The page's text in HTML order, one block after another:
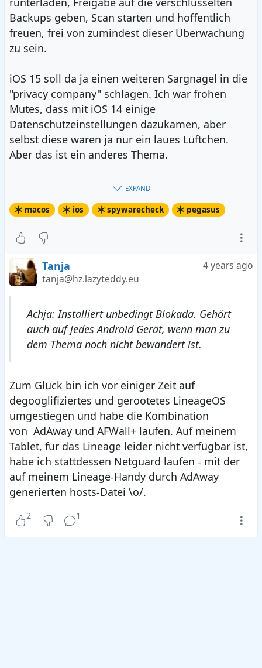
Backups geben, Scan starten und hoffentlich
freuen, frei von zumindest dieser Überwachung
zu sein.
iOS 15 soll da ja einen weiteren Sargnagel in die
"privacy company" schlagen. Ich war frohen
Mutes, dass mit iOS 14 einige
Datenschutzeinstellungen dazukamen, aber
selbst diese waren ja nur ein laues Lüftchen.
Aber das ist ein anderes Thema.
Achja: Installiert unbedingtBlokada
auch auf jedes Android Gerät, wenn man zu dem
Thema noch nicht bewandert ist.
EXPAND
macos ios spywarecheck pegasus
4 years ago
Tanja
tanja@hz.lazyteddy.eu
Achja: Installiert unbedingt Blokada. Gehört
auch auf jedes Android Gerät, wenn man zu
dem Thema noch nicht bewandert ist.
Zum Glück bin ich vor einiger Zeit auf
degooglifiziertes und gerootetes LineageOS
umgestiegen und habe die Kombination
von AdAway und AFWall+ laufen. Auf meinem
Tablet, für das Lineage leider nicht verfügbar ist,
habe ich stattdessen Netguard laufen - mit der
auf meinem Lineage-Handy durch AdAway
generierten hosts-Datei \o/.
2 1